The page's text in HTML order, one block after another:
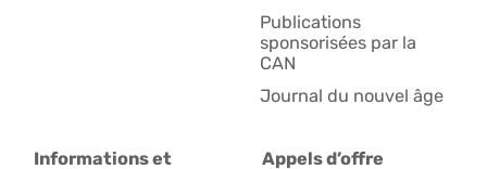
Publications
sponsorisées par la
CAN
Journal du nouvel âge
Informations et
Appels d’offre